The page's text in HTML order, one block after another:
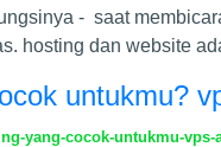
- saat
hosting dan website
untukmu?
yang-cocok-untukmu-vps-